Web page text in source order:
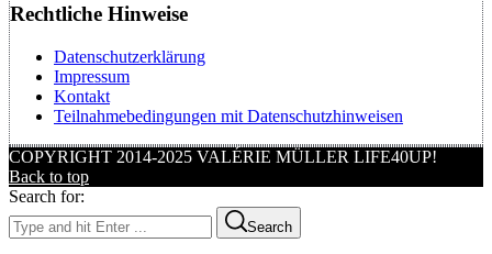
Rechtliche Hinweise
Datenschutzerklärung
Impressum
Kontakt
Teilnahmebedingungen mit Datenschutzhinweisen
COPYRIGHT 2014-2025 VALÉRIE MÜLLER LIFE40UP!
Back to top
Search for:
Search